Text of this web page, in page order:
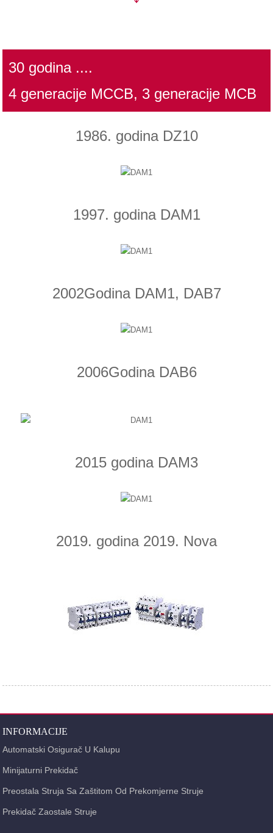
30 godina ....
4 generacije MCCB, 3 generacije MCB
1986. godina DZ10
1997. godina DAM1
2002Godina DAM1, DAB7
2006Godina DAB6
2015 godina DAM3
2019. godina 2019. Nova
INFORMACIJE
Automatski Osigurač U Kalupu
Minijaturni Prekidač
Preostala Struja Sa Zaštitom Od Prekomjerne Struje
Prekidač Zaostale Struje